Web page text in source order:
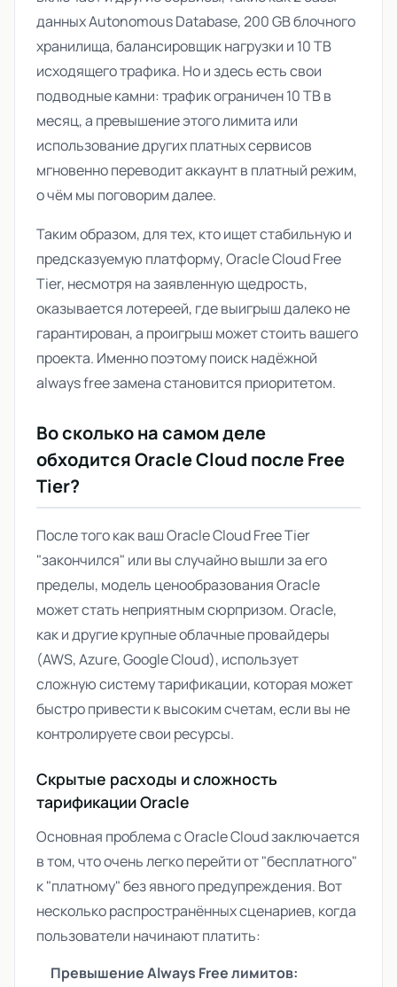
данных Autonomous Database, 200 GB блочного
хранилища, балансировщик нагрузки и 10 TB
исходящего трафика. Но и здесь есть свои
подводные камни: трафик ограничен 10 TB в
месяц, а превышение этого лимита или
использование других платных сервисов
мгновенно переводит аккаунт в платный режим,
о чём мы поговорим далее.
Таким образом, для тех, кто ищет стабильную и
предсказуемую платформу, Oracle Cloud Free
Tier, несмотря на заявленную щедрость,
оказывается лотереей, где выигрыш далеко не
гарантирован, а проигрыш может стоить вашего
проекта. Именно поэтому поиск надёжной
always free заменастановится приоритетом.
Во сколько на самом деле
обходится Oracle Cloud после Free
Tier?
После того как ваш Oracle Cloud Free Tier
"закончился" или вы случайно вышли за его
пределы, модель ценообразования Oracle
может стать неприятным сюрпризом. Oracle,
как и другие крупные облачные провайдеры
(AWS, Azure, Google Cloud), использует
сложную систему тарификации, которая может
быстро привести к высоким счетам, если вы не
контролируете свои ресурсы.
Скрытые расходы и сложность
тарификации Oracle
Основная проблема с Oracle Cloud заключается
в том, что очень легко перейти от "бесплатного"
к "платному" без явного предупреждения. Вот
несколько распространённых сценариев, когда
пользователи начинают платить:
Превышение Always Free лимитов: